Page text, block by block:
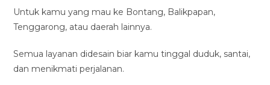
Untuk kamu yang mau ke Bontang, Balikpapan,
Tenggarong, atau daerah lainnya.
Semua layanan didesain biar kamu tinggal duduk, santai,
dan menikmati perjalanan.